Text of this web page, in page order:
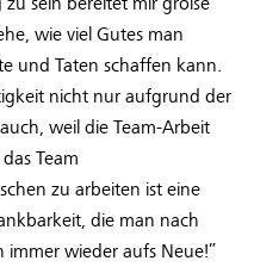
wie viel Gutes man
und Taten schaffen kann.
nicht nur aufgrund der
weil die Team-Arbeit
Team
zu arbeiten ist eine
die man nach
wieder aufs Neue!”